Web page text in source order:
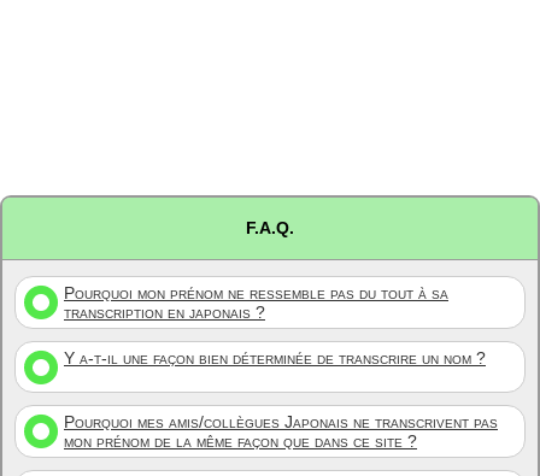
F.A.Q.
Pourquoi mon prénom ne ressemble pas du tout à sa
transcription en japonais ?
Y a-t-il une façon bien déterminée de transcrire un nom ?
Pourquoi mes amis/collègues Japonais ne transcrivent pas
mon prénom de la même façon que dans ce site ?